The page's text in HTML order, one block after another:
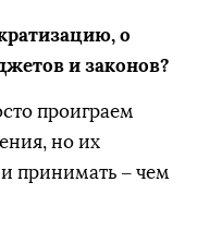
о
и законов?
проиграем
но их
принимать – чем